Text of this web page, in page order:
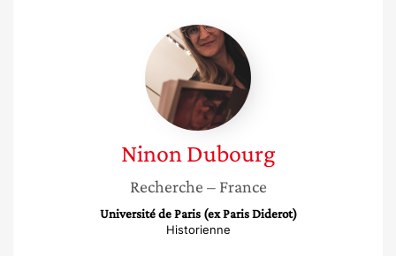
Ninon
Dubourg
Ninon Dubourg
Recherche – France
Université de Paris (ex Paris Diderot)
Historienne